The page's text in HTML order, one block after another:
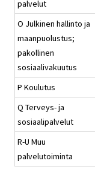
palvelut
O Julkinen hallinto ja
maanpuolustus;
pakollinen
sosiaalivakuutus
P Koulutus
Q Terveys- ja
sosiaalipalvelut
R-U Muu
palvelutoiminta